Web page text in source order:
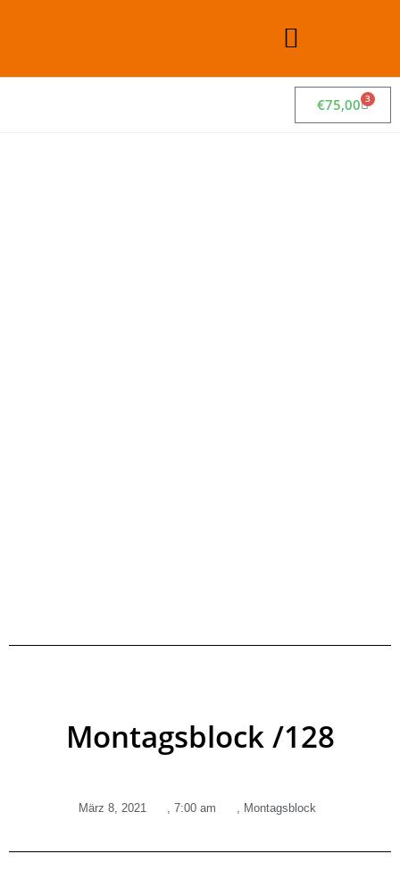
€75,00 3
Montagsblock /128
März 8, 2021 , 7:00 am , Montagsblock